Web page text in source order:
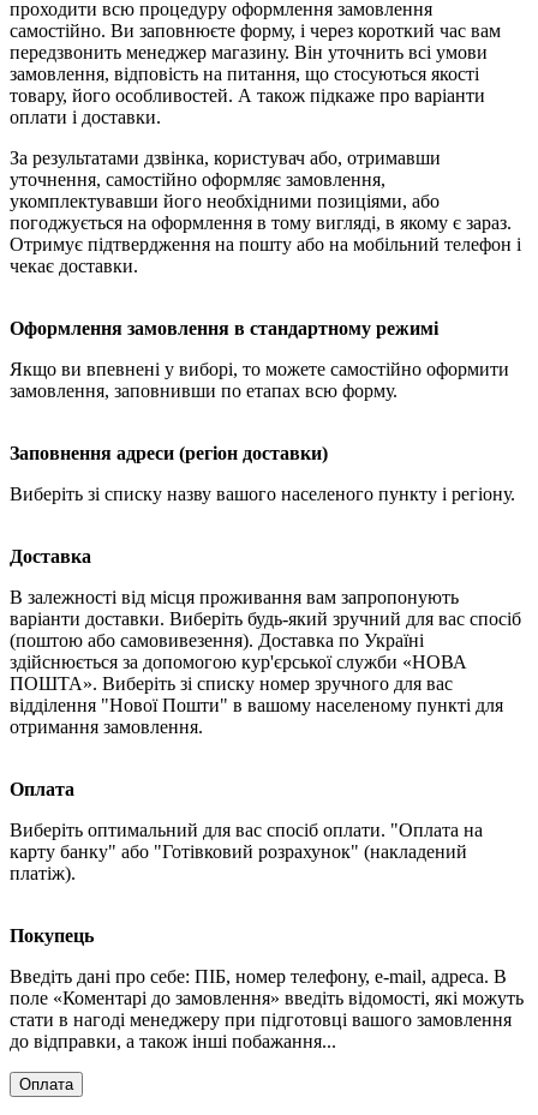
проходити всю процедуру оформлення замовлення
самостійно. Ви заповнюєте форму, і через короткий час вам
передзвонить менеджер магазину. Він уточнить всі умови
замовлення, відповість на питання, що стосуються якості
товару, його особливостей. А також підкаже про варіанти
оплати і доставки.
За результатами дзвінка, користувач або, отримавши
уточнення, самостійно оформляє замовлення,
укомплектувавши його необхідними позиціями, або
погоджується на оформлення в тому вигляді, в якому є зараз.
Отримує підтвердження на пошту або на мобільний телефон і
чекає доставки.
Оформлення замовлення в стандартному режимі
Якщо ви впевнені у виборі, то можете самостійно оформити
замовлення, заповнивши по етапах всю форму.
Заповнення адреси (регіон доставки)
Виберіть зі списку назву вашого населеного пункту і регіону.
Доставка
В залежності від місця проживання вам запропонують
варіанти доставки. Виберіть будь-який зручний для вас спосіб
(поштою або самовивезення). Доставка по Україні
здійснюється за допомогою кур'єрської служби «НОВА
ПОШТА». Виберіть зі списку номер зручного для вас
відділення "Нової Пошти" в вашому населеному пункті для
отримання замовлення.
Оплата
Виберіть оптимальний для вас спосіб оплати. "Оплата на
карту банку" або "Готівковий розрахунок" (накладений
платіж).
Покупець
Введіть дані про себе: ПІБ, номер телефону, e-mail, адреса. В
поле «Коментарі до замовлення» введіть відомості, які можуть
стати в нагоді менеджеру при підготовці вашого замовлення
до відправки, а також інші побажання...
Оплата